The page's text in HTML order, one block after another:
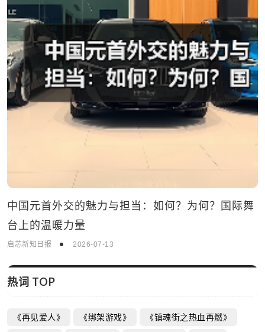
热词 TOP
《再见爱人》 《绑架游戏》 《镇魂街之热血再燃》